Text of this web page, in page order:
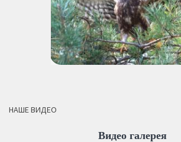
НАШЕ ВИДЕО
Видео галерея